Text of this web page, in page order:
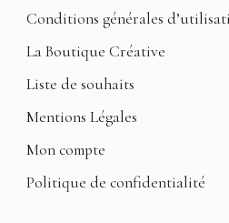
Conditions générales
La Boutique Créative
Liste de souhaits
Mentions Légales
Mon compte
Politique de confidentialité